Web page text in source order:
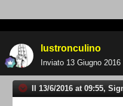
lustronculino
Inviato 13 Giugno 2016
Il 13/6/2016 at 09:55,